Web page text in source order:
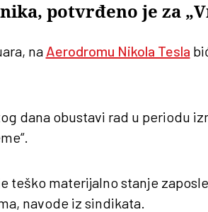
potvrđeno je za
na Aerodromu Nikola Tesla
dana obustavi rad u periodu
teško materijalno stanje
navode iz sindikata.